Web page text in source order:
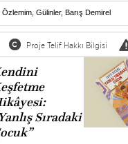
Özlemim Gülinler, Barış Demirel
Proje Telif Hakkı Bilgisi
Sıradaki